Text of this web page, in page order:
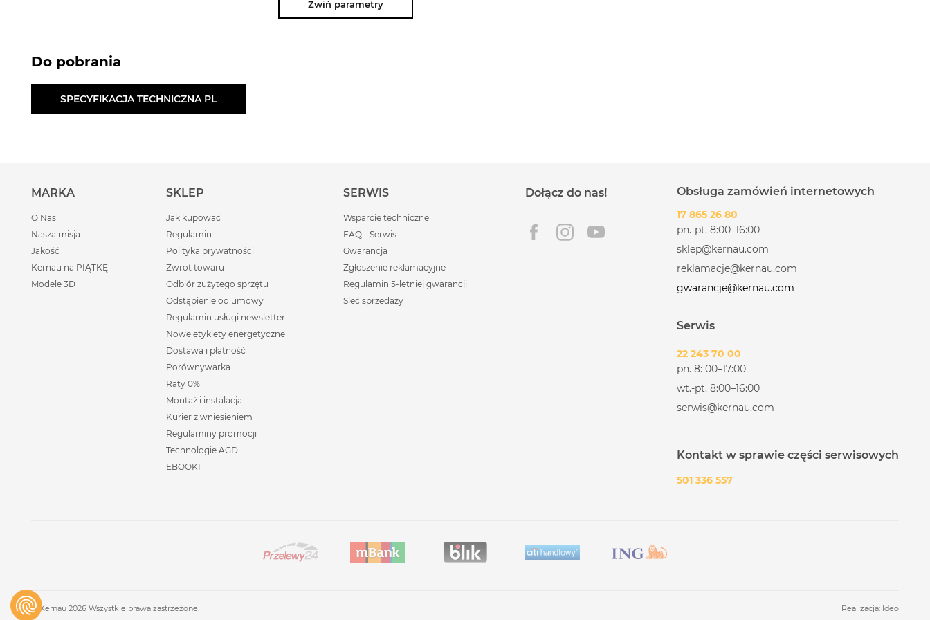
Kernau, masz pewność, że Twoje urządzenie będzie
działać dokładnie tak, jak powinno – niezawodnie, cicho i
Zwiń parametry
Do pobrania
SPECYFIKACJA TECHNICZNA PL
MARKA
O Nas
Nasza misja
Jakość
Kernau na PIĄTKĘ
Modele 3D
SKLEP
Jak kupować
Regulamin
Polityka prywatności
Zwrot towaru
Odbiór zużytego sprzętu
Odstąpienie od umowy
Regulamin usługi newsletter
Nowe etykiety energetyczne
Dostawa i płatność
Porównywarka
Raty 0%
Montaż i instalacja
Kurier z wniesieniem
Regulaminy promocji
Technologie AGD
EBOOKI
SERWIS
Wsparcie techniczne
FAQ - Serwis
Gwarancja
Zgłoszenie reklamacyjne
Regulamin 5-letniej gwarancji
Sieć sprzedaży
Dołącz do nas! Obsługa zamówień internetowych
17 865 26 80
pn.-pt. 8:00–16:00
sklep@kernau.com
reklamacje@kernau.com
gwarancje@kernau.com
Serwis
22 243 70 00
pn. 8: 00–17:00
wt.-pt. 8:00–16:00
serwis@kernau.com
Kontakt w sprawie części serwisowych
501 336 557
© Kernau 2026 Wszystkie prawa zastrzeżone. Realizacja: Ideo